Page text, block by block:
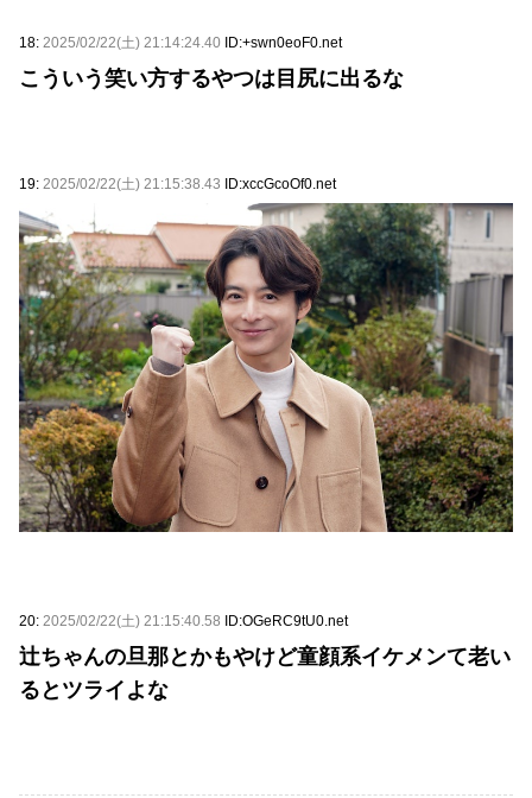
18: 2025/02/22(土) 21:14:24.40 ID:+swn0eoF0.net
こういう笑い方するやつは目尻に出るな
19: 2025/02/22(土) 21:15:38.43 ID:xccGcoOf0.net
20: 2025/02/22(土) 21:15:40.58 ID:OGeRC9tU0.net
辻ちゃんの旦那とかもやけど童顔系イケメンて老い
るとツライよな